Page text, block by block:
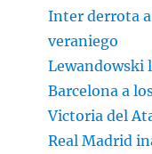
Inter derrota
veraniego
Lewandowski
Barcelona a
Victoria del
Real Madrid